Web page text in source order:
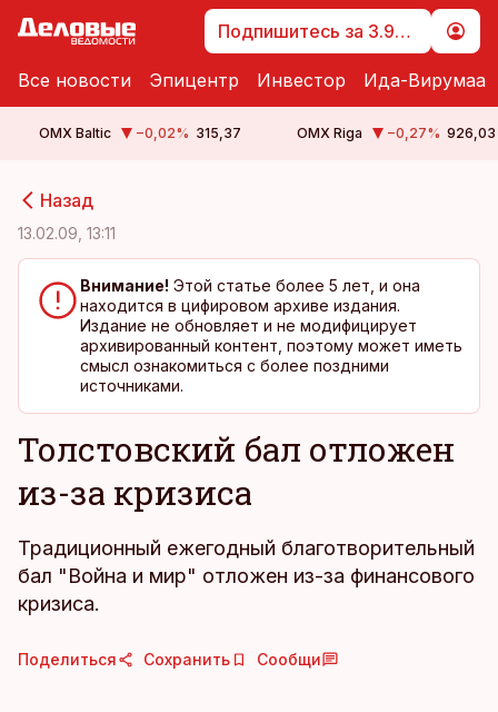
Подпишитесь за 3.99 €
Все новости Эпицентр Инвестор Ида-Вирумаа
OMX Baltic −0,02% 315,37 OMX Riga −0,27% 926,03
Назад
13.02.09, 13:11
Внимание! Этой статье более 5 лет, и она
находится в цифировом архиве издания.
Издание не обновляет и не модифицирует
архивированный контент, поэтому может иметь
смысл ознакомиться с более поздними
источниками.
Толстовский бал отложен
из-за кризиса
Традиционный ежегодный благотворительный
бал "Война и мир" отложен из-за финансового
кризиса.
Поделиться Сохранить Сообщи